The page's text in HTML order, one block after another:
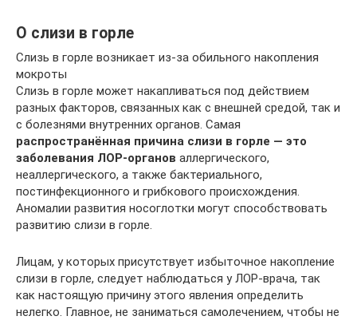
О слизи в горле
Слизь в горле возникает из-за обильного накопления
мокроты
Слизь в горле может накапливаться под действием
разных факторов, связанных как с внешней средой, так и
с болезнями внутренних органов. Самая
распространённая причина слизи в горле — это
заболевания ЛОР-органов аллергического,
неаллергического, а также бактериального,
постинфекционного и грибкового происхождения.
Аномалии развития носоглотки могут способствовать
развитию слизи в горле.
Лицам, у которых присутствует избыточное накопление
слизи в горле, следует наблюдаться у ЛОР-врача, так
как настоящую причину этого явления определить
нелегко. Главное, не заниматься самолечением, чтобы не